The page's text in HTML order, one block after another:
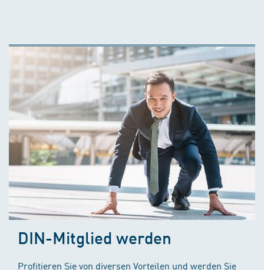
DIN-Mitglied werden
Profitieren Sie von diversen Vorteilen und werden Sie